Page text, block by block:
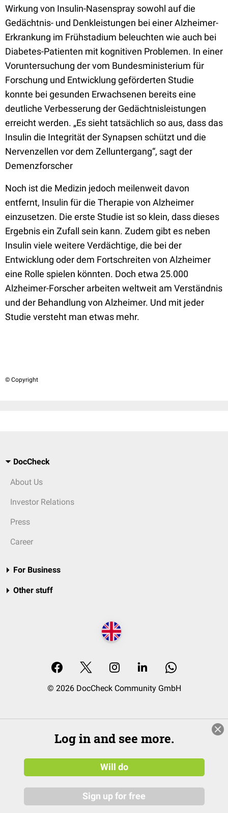
Wirkung von Insulin-Nasenspray sowohl auf die
Gedächtnis- und Denkleistungen bei einer Alzheimer-
Erkrankung im Frühstadium beleuchten wie auch bei
Diabetes-Patienten mit kognitiven Problemen. In einer
Voruntersuchung der vom Bundesministerium für
Forschung und Entwicklung geförderten Studie
konnte bei gesunden Erwachsenen bereits eine
deutliche Verbesserung der Gedächtnisleistungen
erreicht werden. „Es sieht tatsächlich so aus, dass das
Insulin die Integrität der Synapsen schützt und die
Nervenzellen vor dem Zelluntergang“, sagt der
Demenzforscher
Noch ist die Medizin jedoch meilenweit davon
entfernt, Insulin für die Therapie von Alzheimer
einzusetzen. Die erste Studie ist so klein, dass dieses
Ergebnis ein Zufall sein kann. Zudem gibt es neben
Insulin viele weitere Verdächtige, die bei der
Entwicklung oder dem Fortschreiten von Alzheimer
eine Rolle spielen könnten. Doch etwa 25.000
Alzheimer-Forscher arbeiten weltweit am Verständnis
und der Behandlung von Alzheimer. Und mit jeder
Studie versteht man etwas mehr.
© Copyright
DocCheck
About Us
Investor Relations
Press
Career
For Business
Other stuff
© 2026 DocCheck Community GmbH
Log in and see more.
Will do
Sign up for free